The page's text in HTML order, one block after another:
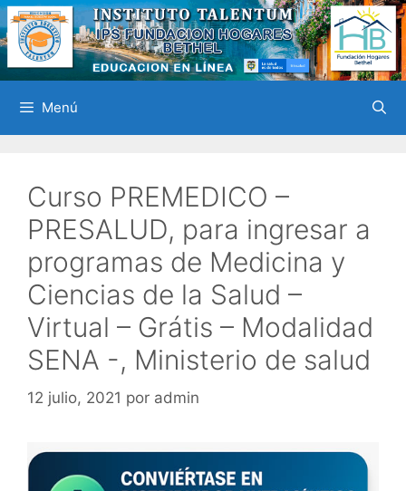
Saltar
al
contenido
Menú
Curso PREMEDICO –
PRESALUD, para ingresar a
programas de Medicina y
Ciencias de la Salud –
Virtual – Grátis – Modalidad
SENA -, Ministerio de salud
12 julio, 2021 por admin